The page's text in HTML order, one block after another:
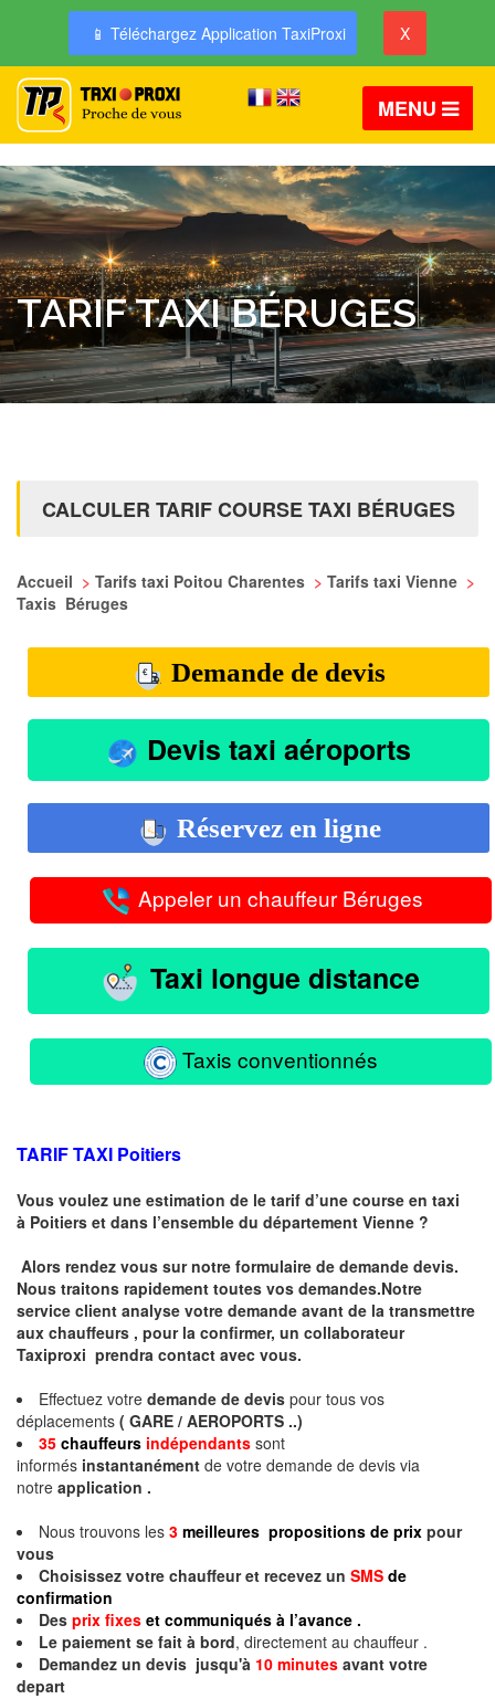
📱 Téléchargez Application TaxiProxi X
MENU
TARIF TAXI BÉRUGES
CALCULER TARIF COURSE TAXI BÉRUGES
Accueil > Tarifs taxi Poitou Charentes > Tarifs taxi Vienne >
Taxis Béruges
Demande de devis
Devis taxi aéroports
Réservez en ligne
Appeler un chauffeur Béruges
Taxi longue distance
Taxis conventionnés
TARIF TAXI Poitiers
Vous voulez une estimation de le tarif d’une course en taxi
à Poitiers et dans l’ensemble du département Vienne ?
Alors rendez vous sur notre formulaire de demande devis.
Nous traitons rapidement toutes vos demandes.Notre
service client analyse votre demande avant de la transmettre
aux chauffeurs , pour la confirmer, un collaborateur
Taxiproxi prendra contact avec vous.
Effectuez votre demande de devis pour tous vos
déplacements ( GARE / AEROPORTS ..)
35 chauffeurs indépendants sont
informés instantanément de votre demande de devis via
notre application .
Nous trouvons les 3 meilleures propositions de prix pour
vous
Choisissez votre chauffeur et recevez un SMS de
confirmation
Des prix fixes et communiqués à l’avance .
Le paiement se fait à bord, directement au chauffeur .
Demandez un devis jusqu'à 10 minutes avant votre
depart